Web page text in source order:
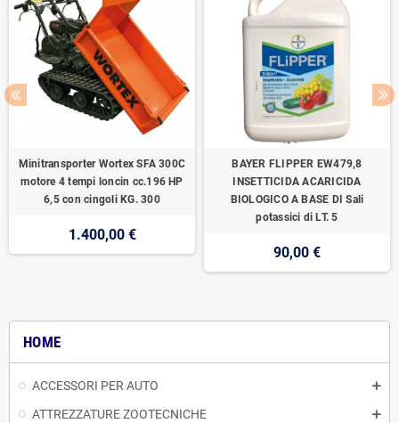
HOME
ACCESSORI PER AUTO
ATTREZZATURE ZOOTECNICHE
Minitransporter Wortex SFA 300C
motore 4 tempi loncin cc.196 HP
6,5 con cingoli KG. 300
1.400,00 €
BAYER FLIPPER EW479,8
INSETTICIDA ACARICIDA
BIOLOGICO A BASE DI Sali
potassici di LT. 5
90,00 €